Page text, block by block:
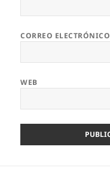
CORREO ELECTRÓNICO
WEB